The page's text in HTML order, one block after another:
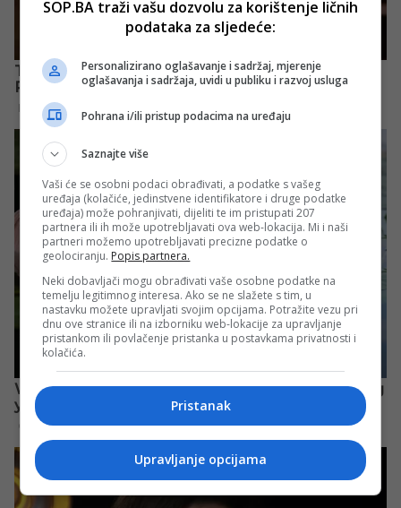
SOP.BA traži vašu dozvolu za korištenje ličnih
podataka za sljedeće:
Personalizirano oglašavanje i sadržaj, mjerenje
oglašavanja i sadržaja, uvidi u publiku i razvoj usluga
Pohrana i/ili pristup podacima na uređaju
Saznajte više
Vaši će se osobni podaci obrađivati, a podatke s vašeg
uređaja (kolačiće, jedinstvene identifikatore i druge podatke
uređaja) može pohranjivati, dijeliti te im pristupati 207
partnera ili ih može upotrebljavati ova web-lokacija. Mi i naši
partneri možemo upotrebljavati precizne podatke o
geolociranju. Popis partnera.
Neki dobavljači mogu obrađivati vaše osobne podatke na
temelju legitimnog interesa. Ako se ne slažete s tim, u
nastavku možete upravljati svojim opcijama. Potražite vezu pri
dnu ove stranice ili na izborniku web-lokacije za upravljanje
pristankom ili povlačenje pristanka u postavkama privatnosti i
kolačića.
Pristanak
Upravljanje opcijama